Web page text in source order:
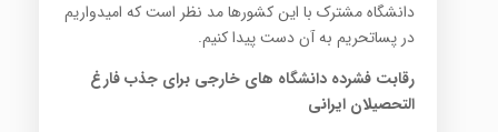
دانشگاه مشترک با این کشورها مد نظر است که امیدواریم
در پساتحریم به آن دست پیدا کنیم.
رقابت فشرده دانشگاه های خارجی برای جذب فارغ
التحصیلان ایرانی